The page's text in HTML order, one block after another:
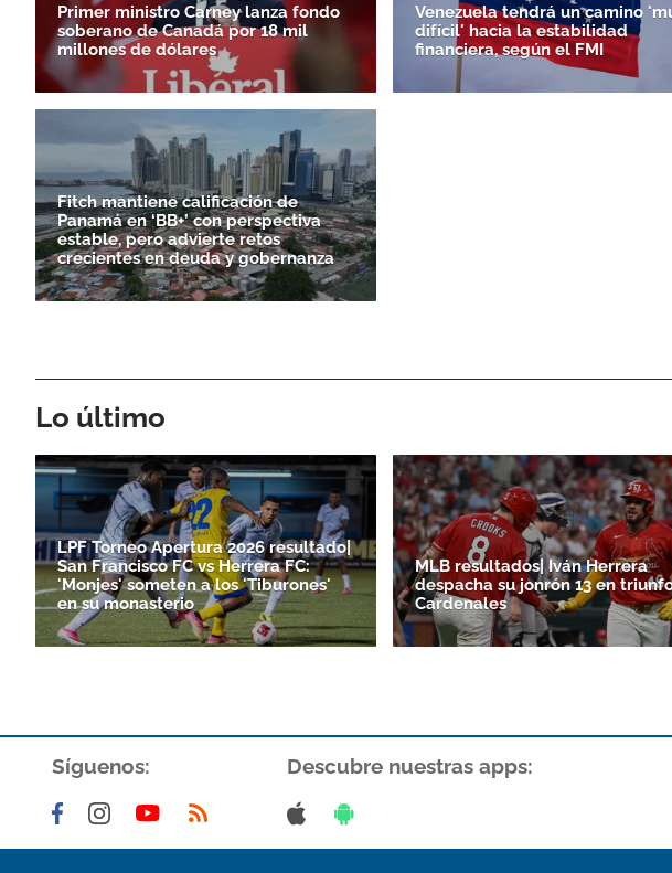
Primer ministro Carney lanza fondo
soberano de Canadá por 18 mil
millones de dólares
Venezuela tendrá un camino
difícil' hacia la estabilidad
financiera, según el FMI
Fitch mantiene calificación de
Panamá en ‘BB+’ con perspectiva
estable, pero advierte retos
crecientes en deuda y gobernanza
Lo último
LPF Torneo Apertura 2026 resultado|
San Francisco FC vs Herrera FC:
'Monjes' someten a los 'Tiburones'
en su monasterio
MLB resultados| Iván Herrera
despacha su jonrón 13 en
Cardenales
Síguenos: Descubre nuestras apps: